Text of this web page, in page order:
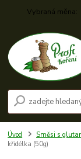
Úvod Směsi s
křidélka (50g)